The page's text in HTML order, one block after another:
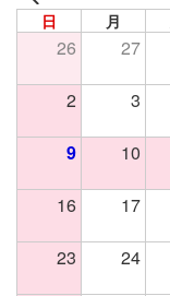
日 月
26 27
2 3
9 10
16 17
23 24